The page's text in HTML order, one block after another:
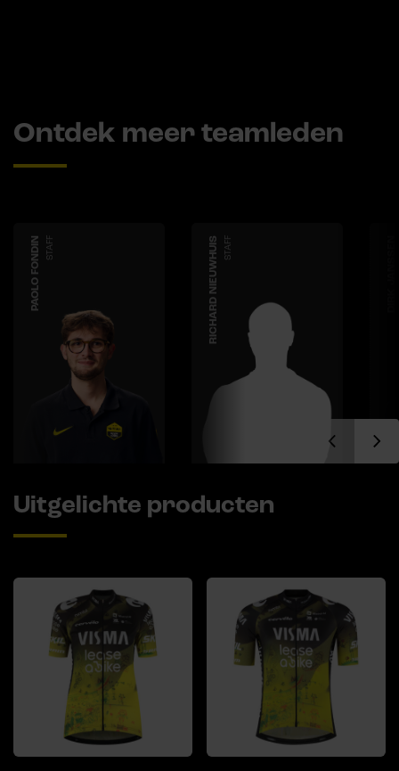
Ontdek meer teamleden
PAOLO FONDIN STAFF RICHARD NIEUWHUIS STAFF
Uitgelichte producten